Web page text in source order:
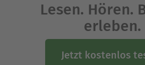
Lesen. Hören.
erleben.
Jetzt kostenlos